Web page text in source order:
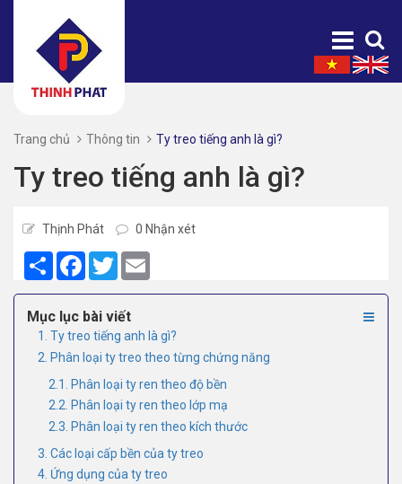
Trang chủ Thông tin Ty treo tiếng anh là gì?
Ty treo tiếng anh là gì?
Thịnh Phát 0 Nhận xét
Share Facebook
Twitter
Mục lục bài viết
1. Ty treo tiếng anh là gì?
2. Phân loại ty treo theo từng chứng năng
2.1. Phân loại ty ren theo độ bền
2.2. Phân loại ty ren theo lớp mạ
2.3. Phân loại ty ren theo kích thước
3. Các loại cấp bền của ty treo
4. Ứng dụng của ty treo